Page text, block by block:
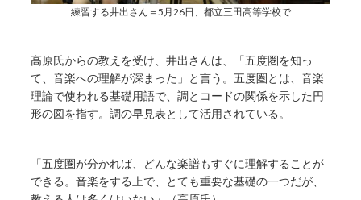
練習する井出さん＝5月26日、都立三田高等学校で
高原氏からの教えを受け、井出さんは、「五度圏を知っ
て、音楽への理解が深まった」と言う。五度圏とは、音楽
理論で使われる基礎用語で、調とコードの関係を示した円
形の図を指す。調の早見表として活用されている。
「五度圏が分かれば、どんな楽譜もすぐに理解することが
できる。音楽をする上で、とても重要な基礎の一つだが、